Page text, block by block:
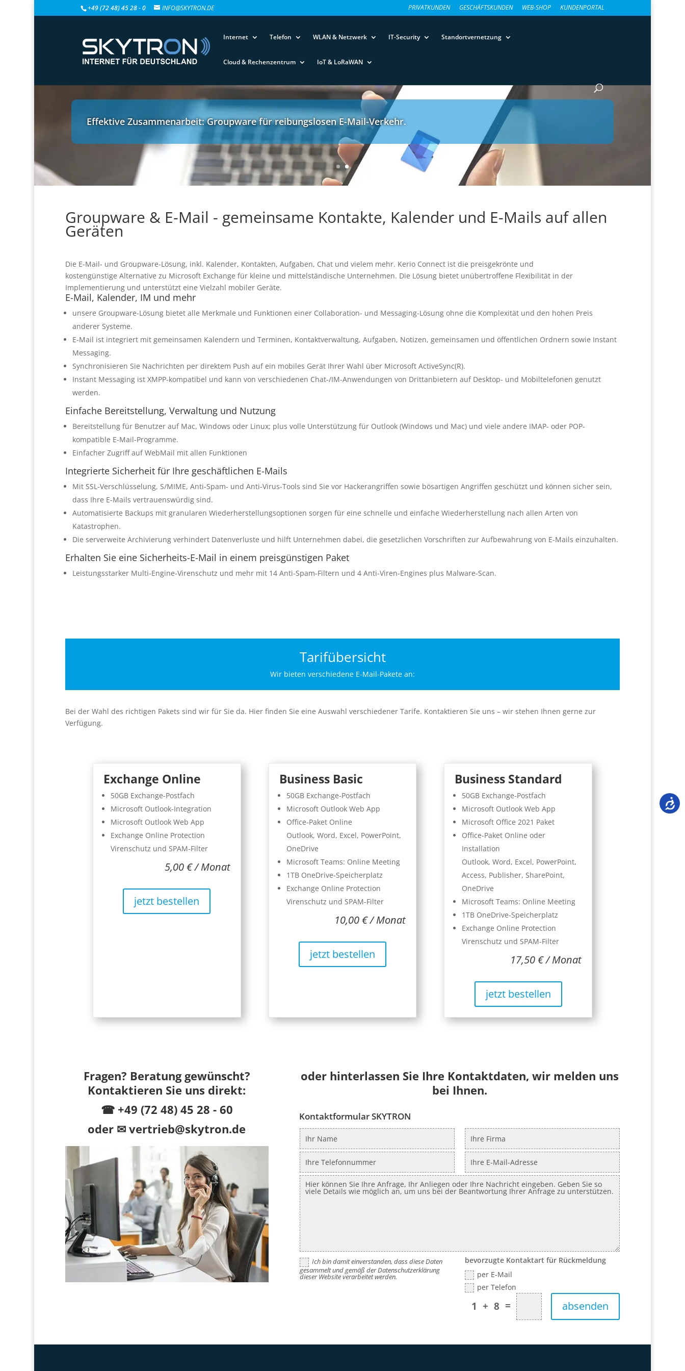
+49 (72 48) 45 28 - 0 INFO@SKYTRON.DE PRIVATKUNDEN GESCHÄFTSKUNDEN WEB-SHOP KUNDENPORTAL
Internet Telefon WLAN & Netzwerk IT-Security Standortvernetzung
Cloud & Rechenzentrum IoT & LoRaWAN
Effektive Zusammenarbeit: Groupware für reibungslosen E-Mail-Verkehr.
Groupware & E-Mail - gemeinsame Kontakte, Kalender und E-Mails auf allen
Geräten
Die E-Mail- und Groupware-Lösung, inkl. Kalender, Kontakten, Aufgaben, Chat und vielem mehr. Kerio Connect ist die preisgekrönte und
kostengünstige Alternative zu Microsoft Exchange für kleine und mittelständische Unternehmen. Die Lösung bietet unübertroffene Flexibilität in der
Implementierung und unterstützt eine Vielzahl mobiler Geräte.
E-Mail, Kalender, IM und mehr
unsere Groupware-Lösung bietet alle Merkmale und Funktionen einer Collaboration- und Messaging-Lösung ohne die Komplexität und den hohen Preis
anderer Systeme.
E-Mail ist integriert mit gemeinsamen Kalendern und Terminen, Kontaktverwaltung, Aufgaben, Notizen, gemeinsamen und öffentlichen Ordnern sowie Instant
Messaging.
Synchronisieren Sie Nachrichten per direktem Push auf ein mobiles Gerät Ihrer Wahl über Microsoft ActiveSync(R).
Instant Messaging ist XMPP-kompatibel und kann von verschiedenen Chat-/IM-Anwendungen von Drittanbietern auf Desktop- und Mobiltelefonen genutzt
werden.
Einfache Bereitstellung, Verwaltung und Nutzung
Bereitstellung für Benutzer auf Mac, Windows oder Linux; plus volle Unterstützung für Outlook (Windows und Mac) und viele andere IMAP- oder POP-
kompatible E-Mail-Programme.
Einfacher Zugriff auf WebMail mit allen Funktionen
Integrierte Sicherheit für Ihre geschäftlichen E-Mails
Mit SSL-Verschlüsselung, S/MIME, Anti-Spam- und Anti-Virus-Tools sind Sie vor Hackerangriffen sowie bösartigen Angriffen geschützt und können sicher sein,
dass Ihre E-Mails vertrauenswürdig sind.
Automatisierte Backups mit granularen Wiederherstellungsoptionen sorgen für eine schnelle und einfache Wiederherstellung nach allen Arten von
Katastrophen.
Die serverweite Archivierung verhindert Datenverluste und hilft Unternehmen dabei, die gesetzlichen Vorschriften zur Aufbewahrung von E-Mails einzuhalten.
Erhalten Sie eine Sicherheits-E-Mail in einem preisgünstigen Paket
Leistungsstarker Multi-Engine-Virenschutz und mehr mit 14 Anti-Spam-Filtern und 4 Anti-Viren-Engines plus Malware-Scan.
Tarifübersicht
Wir bieten verschiedene E-Mail-Pakete an:
Bei der Wahl des richtigen Pakets sind wir für Sie da. Hier finden Sie eine Auswahl verschiedener Tarife. Kontaktieren Sie uns – wir stehen Ihnen gerne zur
Verfügung.
Exchange Online
50GB Exchange-Postfach
Microsoft Outlook-Integration
Microsoft Outlook Web App
Exchange Online Protection
Virenschutz und SPAM-Filter
5,00 € / Monat
jetzt bestellen
Business Basic
50GB Exchange-Postfach
Microsoft Outlook Web App
Office-Paket Online
Outlook, Word, Excel, PowerPoint,
OneDrive
Microsoft Teams: Online Meeting
1TB OneDrive-Speicherplatz
Exchange Online Protection
Virenschutz und SPAM-Filter
10,00 € / Monat
jetzt bestellen
Business Standard
50GB Exchange-Postfach
Microsoft Outlook Web App
Microsoft Office 2021 Paket
Office-Paket Online oder
Installation
Outlook, Word, Excel, PowerPoint,
Access, Publisher, SharePoint,
OneDrive
Microsoft Teams: Online Meeting
1TB OneDrive-Speicherplatz
Exchange Online Protection
Virenschutz und SPAM-Filter
17,50 € / Monat
jetzt bestellen
Fragen? Beratung gewünscht?
Kontaktieren Sie uns direkt:
☎ +49 (72 48) 45 28 - 60
oder ✉ vertrieb@skytron.de
oder hinterlassen Sie Ihre Kontaktdaten, wir melden uns
bei Ihnen.
Kontaktformular SKYTRON
Ich bin damit einverstanden, dass diese Daten
gesammelt und gemäß der Datenschutzerklärung
dieser Website verarbeitet werden.
bevorzugte Kontaktart für Rückmeldung
per E-Mail
per Telefon
1 + 8 = absenden